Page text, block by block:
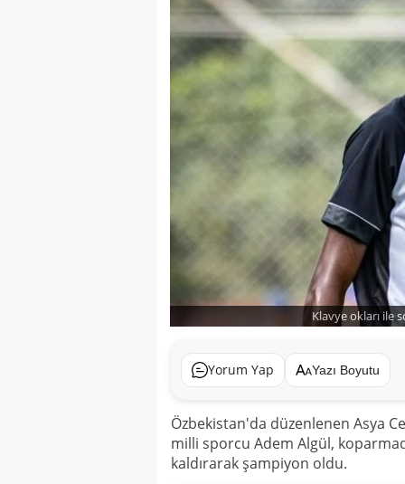
Klavye okları ile
Yorum Yap Yazı Boyutu
Özbekistan'da düzenlenen Asya
milli sporcu Adem Algül,
kaldırarak şampiyon oldu.